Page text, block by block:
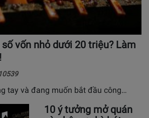
vốn nhỏ dưới 20 triệu? Làm
10539
tay và đang muốn bắt đầu công…
10 ý tưởng mở quán